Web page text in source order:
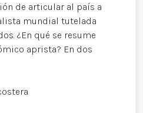
de articular al país a
mundial tutelada
¿En qué se resume
aprista? En dos